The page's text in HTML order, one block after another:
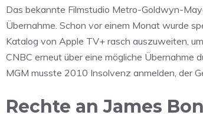
Das bekannte Filmstudio Metro-Goldwyn-
Übernahme. Schon vor einem Monat wurde
Katalog von Apple TV+ rasch auszuweiten,
CNBC erneut über eine mögliche Übernahme
MGM musste 2010 Insolvenz anmelden, der
Rechte an James